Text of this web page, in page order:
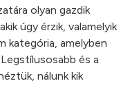
olyan gazdik
úgy érzik, valamelyik
kategória, amelyben
és a
nálunk kik